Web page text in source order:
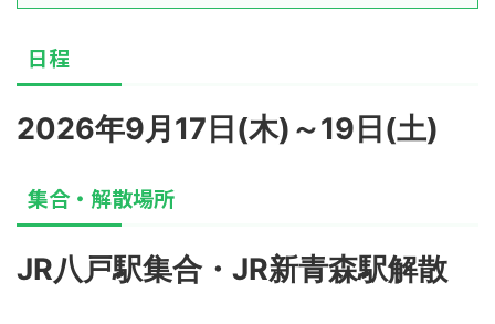
日程
2026年9月17日(木)～19日(土)
集合・解散場所
JR八戸駅集合・JR新青森駅解散